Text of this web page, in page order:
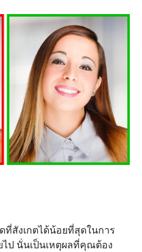
ที่สังเกตได้น้อยที่สุดในการ
ป นั่นเป็นเหตุผลที่คุณต้อง